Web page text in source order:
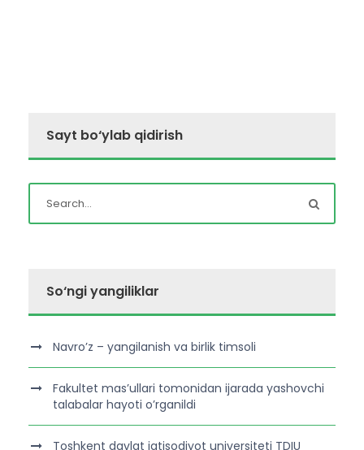
Sayt bo‘ylab qidirish
So‘ngi yangiliklar
Navro’z – yangilanish va birlik timsoli
Fakultet mas’ullari tomonidan ijarada yashovchi
talabalar hayoti o’rganildi
Toshkent davlat iqtisodiyot universiteti TDIU